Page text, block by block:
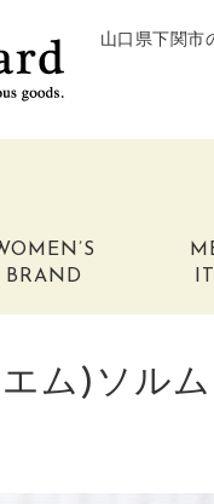
山口県下関市
BRAND
ム)ソル